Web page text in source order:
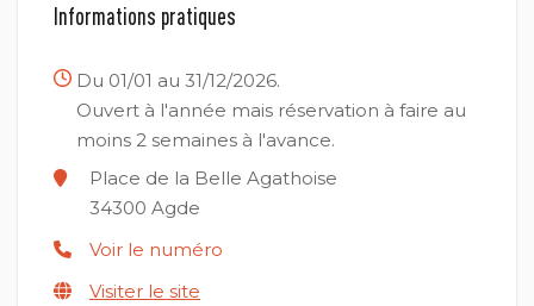
Informations pratiques
Du 01/01 au 31/12/2026.
Ouvert à l'année mais réservation à faire au
moins 2 semaines à l'avance.
Place de la Belle Agathoise
34300 Agde
Voir le numéro
Visiter le site